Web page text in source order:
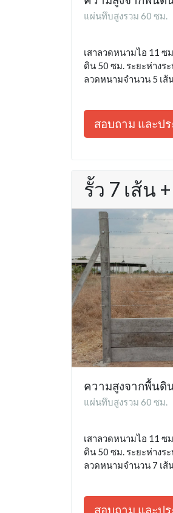
แผ่นทึบสูงรวม 60 ซม.
เสาลวดหนามไอ 11 ซ
ดิน 50 ซม. ระยะห่างระ
ลวดหนามจำนวน 5 เส้
สอบถาม และป
รั้ว 7 เส้น
ความสูงจากพื้นดิ
แผ่นทึบสูงรวม 60 ซม.
เสาลวดหนามไอ 11 ซ
ดิน 50 ซม. ระยะห่างระ
ลวดหนามจำนวน 7 เส้
สอบถาม และป